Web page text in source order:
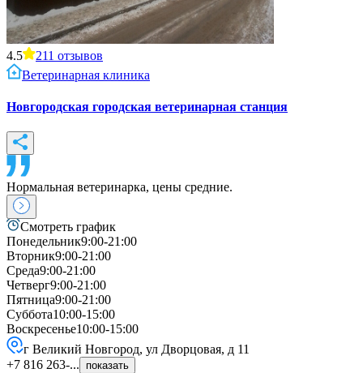
4.5 211 отзывов
Ветеринарная клиника
Новгородская городская ветеринарная станция
Нормальная ветеринарка, цены средние.
Смотреть график
Понедельник9:00-21:00
Вторник9:00-21:00
Среда9:00-21:00
Четверг9:00-21:00
Пятница9:00-21:00
Суббота10:00-15:00
Воскресенье10:00-15:00
г Великий Новгород, ул Дворцовая, д 11
+7 816 263-...
показать